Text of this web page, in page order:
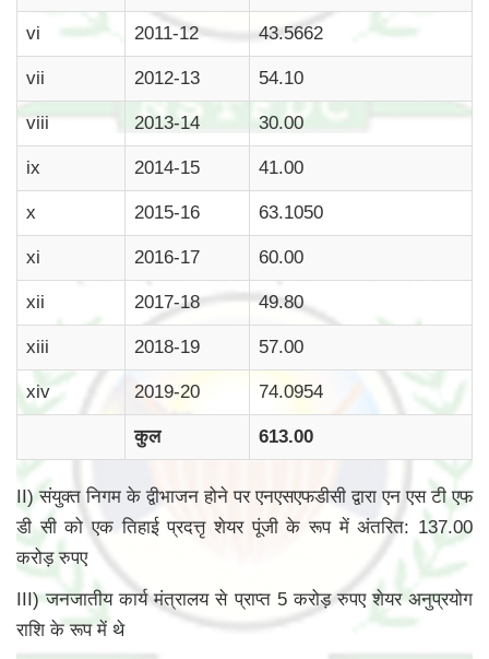
vi 2011-12 43.5662
vii 2012-13 54.10
viii 2013-14 30.00
ix 2014-15 41.00
x 2015-16 63.1050
xi 2016-17 60.00
xii 2017-18 49.80
xiii 2018-19 57.00
xiv 2019-20 74.0954
कुल 613.00
II) संयुक्त निगम के द्वीभाजन होने पर एनएसएफडीसी द्वारा एन एस टी एफ
डी सी को एक तिहाई प्रदत्तृ शेयर पूंजी के रूप में अंतरित: 137.00
करोड़ रुपए
III) जनजातीय कार्य मंत्रालय से प्राप्त 5 करोड़ रुपए शेयर अनुप्रयोग
राशि के रूप में थे